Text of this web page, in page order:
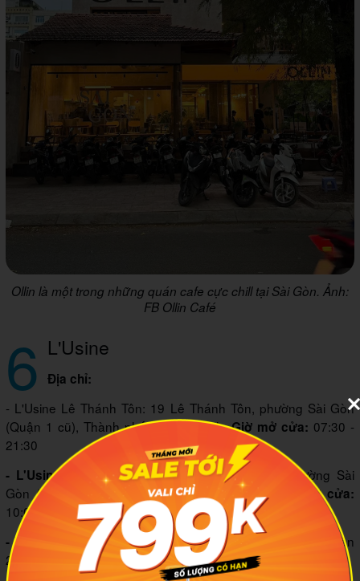
Ollin là một trong những quán cafe cực chill tại Sài Gòn. Ảnh:
FB Ollin Café
6 L'Usine
Địa chỉ:
- L'Usine Lê Thánh Tôn: 19 Lê Thánh Tôn, phường Sài Gòn
(Quận 1 cũ), Thành phố Hồ Chí Minh.Giờ mở cửa: 07:30 -
21:30
- L'Usine Saigon Centre:L5-10 Takashimaya, phường Sài
Gòn (Quận 1 cũ), Thành phố Hồ Chí Minh.Giờ mở cửa:
10:00 - 21:30
- L'Usine Thao Dien:24 Thảo Điền, phường An Khánh (Quận
2 cũ), Thành phố Hồ Chí Minh.Giờ mở cửa:08:00 - 18:00